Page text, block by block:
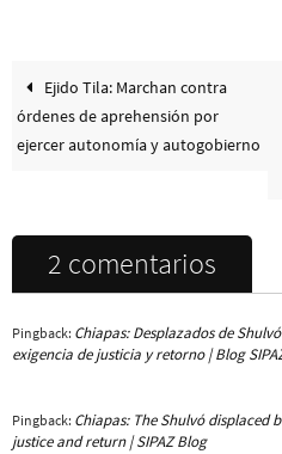
Ejido Tila: Marchan contra
órdenes de aprehensión por
ejercer autonomía y autogobierno
2 comentarios
Pingback: Chiapas: Desplazados de
exigencia de justicia y retorno | Blog
Pingback: Chiapas: The Shulvó displaced
justice and return | SIPAZ Blog